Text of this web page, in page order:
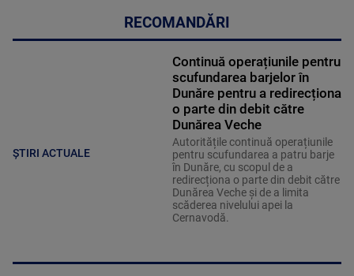
RECOMANDĂRI
ȘTIRI ACTUALE
Continuă operațiunile pentru
scufundarea barjelor în
Dunăre pentru a redirecționa
o parte din debit către
Dunărea Veche
Autoritățile continuă operațiunile
pentru scufundarea a patru barje
în Dunăre, cu scopul de a
redirecționa o parte din debit către
Dunărea Veche și de a limita
scăderea nivelului apei la
Cernavodă.